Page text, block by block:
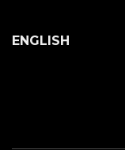
ENGLISH